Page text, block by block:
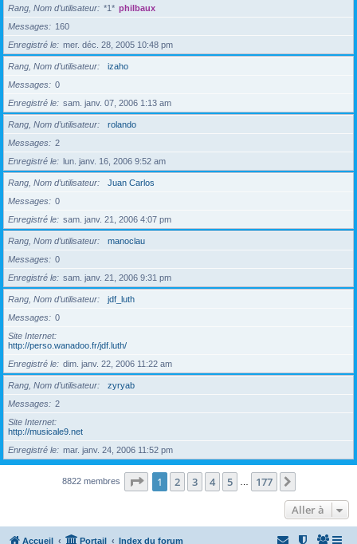
Rang, Nom d’utilisateur *1* philbaux
Messages
160
Enregistré le
mer. déc. 28, 2005 10:48 pm
Rang, Nom d’utilisateur
izaho
Messages
0
Enregistré le
sam. janv. 07, 2006 1:13 am
Rang, Nom d’utilisateur
rolando
Messages
2
Enregistré le
lun. janv. 16, 2006 9:52 am
Rang, Nom d’utilisateur
Juan Carlos
Messages
0
Enregistré le
sam. janv. 21, 2006 4:07 pm
Rang, Nom d’utilisateur
manoclau
Messages
0
Enregistré le
sam. janv. 21, 2006 9:31 pm
Rang, Nom d’utilisateur
jdf_luth
Messages
0
Site Internet
http://perso.wanadoo.fr/jdf.luth/
Enregistré le
dim. janv. 22, 2006 11:22 am
Rang, Nom d’utilisateur
zyryab
Messages
2
Site Internet
http://musicale9.net
Enregistré le
mar. janv. 24, 2006 11:52 pm
8822 membres Page 1sur177
1 2 3 4 5 177
Aller à
Accueil Portail Index du forum